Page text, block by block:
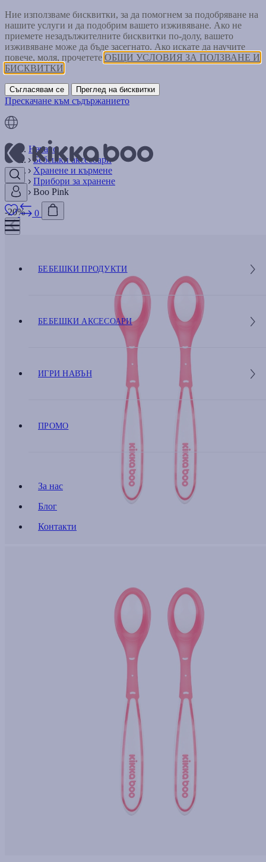
Ние използваме бисквитки, за да помогнем за подобряване на
нашите услуги и да подобрим вашето изживяване. Ако не
приемете незадължителните бисквитки по-долу, вашето
изживяване може да бъде засегнато. Ако искате да научите
повече, моля, прочетете ОБЩИ УСЛОВИЯ ЗА ПОЛЗВАНЕ И
БИСКВИТКИ
Съгласявам се Преглед на бисквитки
Прескачане към съдържанието
0
БЕБЕШКИ ПРОДУКТИ
БЕБЕШКИ АКСЕСОАРИ
ИГРИ НАВЪН
ПРОМО
За нас
Блог
Контакти
Начало
Бебешки аксесоари
Хранене и кърмене
Прибори за хранене
Boo Pink
-20%